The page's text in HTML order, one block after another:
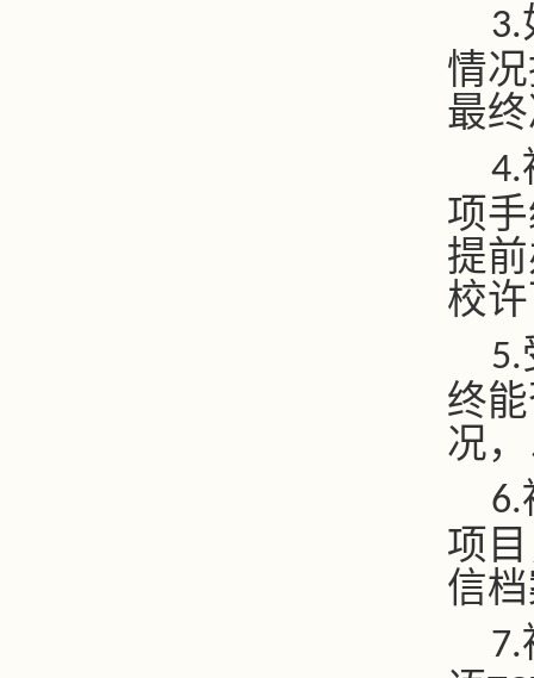
3.
情
最
4.
项
提
校
5.
终
况
6.
项
信
7.